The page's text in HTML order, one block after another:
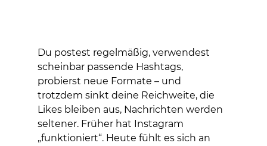
Du postest regelmäßig, verwendest
scheinbar passende Hashtags,
probierst neue Formate – und
trotzdem sinkt deine Reichweite, die
Likes bleiben aus, Nachrichten werden
seltener. Früher hat Instagram
„funktioniert“. Heute fühlt es sich an